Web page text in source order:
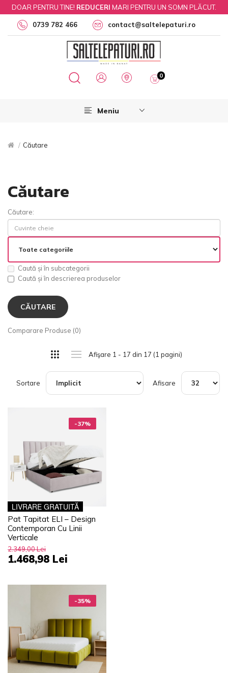
DOAR PENTRU TINE! REDUCERI MARI PENTRU UN SOMN PLĂCUT.
0739 782 466 contact@saltelepaturi.ro
0
Meniu
Căutare
Căutare
Căutare:
Caută și în subcategorii
Caută și în descrierea produselor
Comparare Produse (0)
Afişare 1 - 17 din 17 (1 pagini)
Sortare Afisare
-37%
Pat Tapitat ELI – Design
Contemporan Cu Linii
Verticale
1.468,98 Lei
2.349,00 Lei
LIVRARE GRATUITĂ
-35%